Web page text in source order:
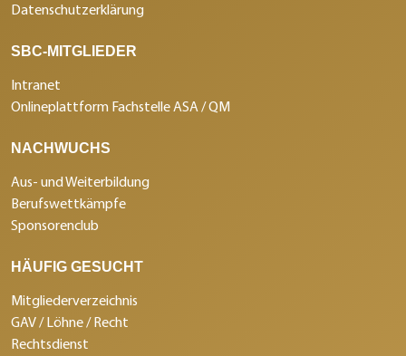
Datenschutzerklärung
SBC-MITGLIEDER
Intranet
Onlineplattform Fachstelle ASA / QM
NACHWUCHS
Aus- und Weiterbildung
Berufswettkämpfe
Sponsorenclub
HÄUFIG GESUCHT
Mitgliederverzeichnis
GAV / Löhne / Recht
Rechtsdienst